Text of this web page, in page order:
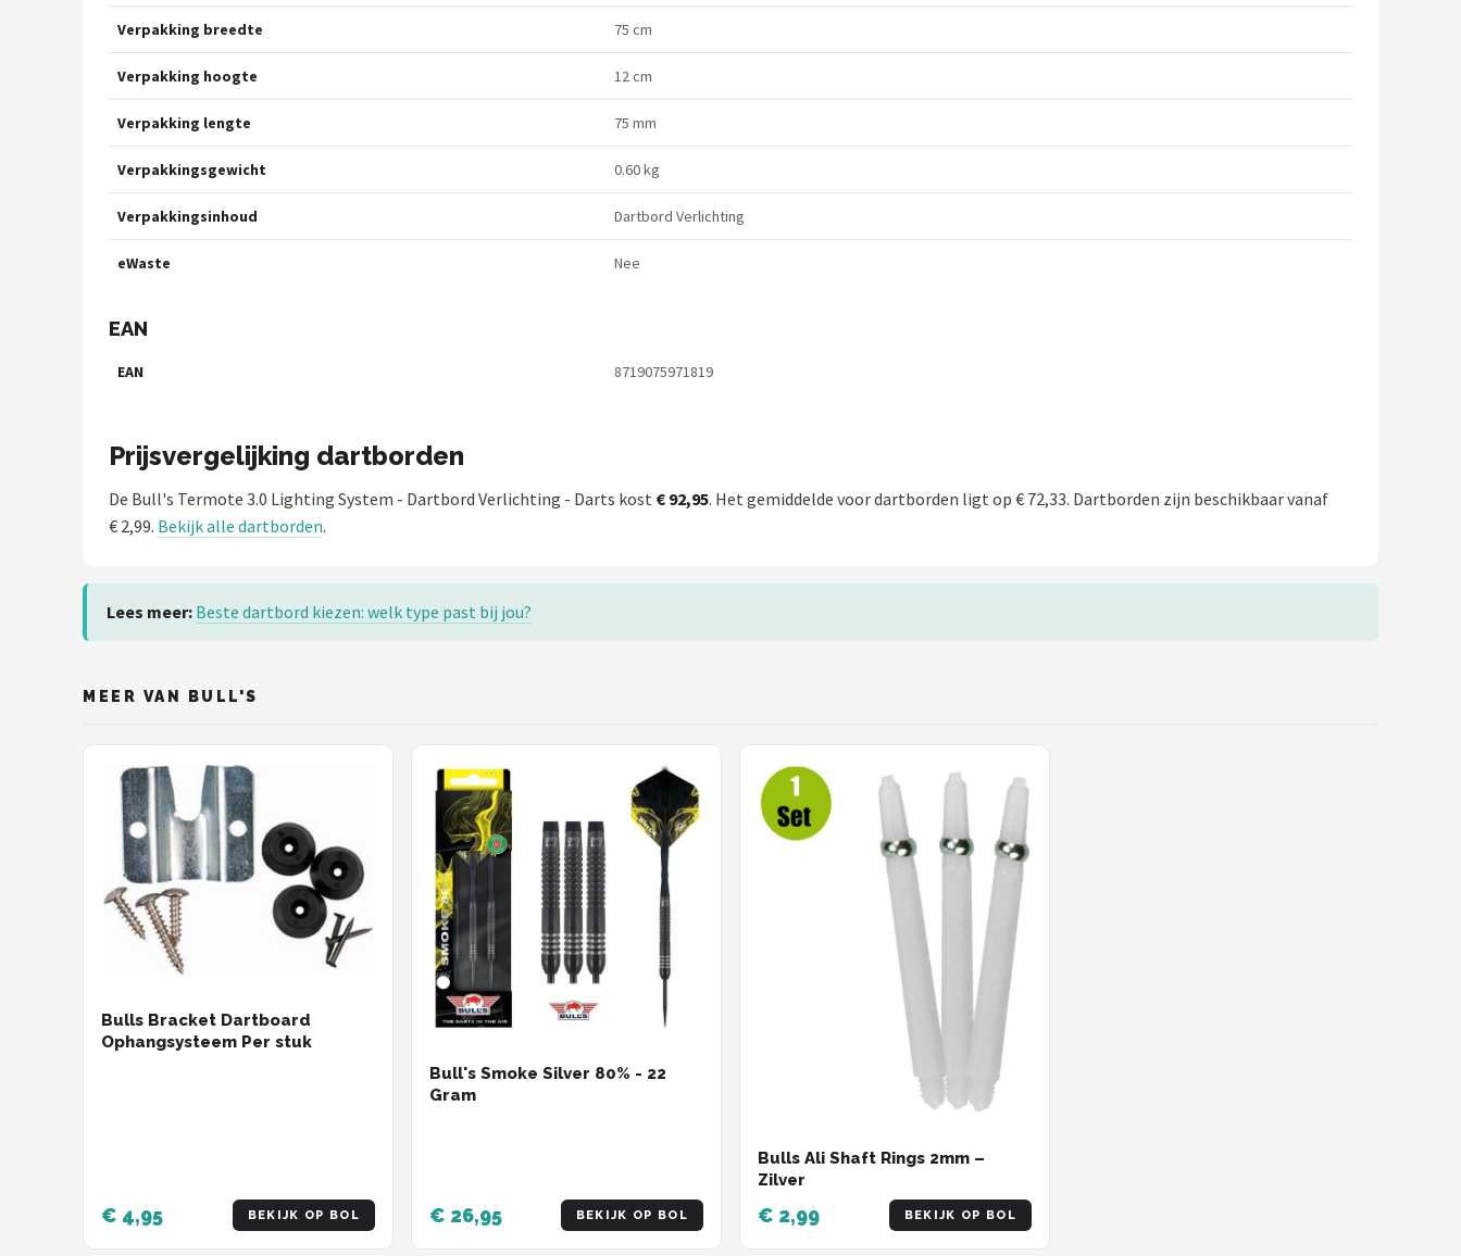
Verpakking breedte 75 cm
Verpakking hoogte 12 cm
Verpakking lengte 75 mm
Verpakkingsgewicht 0.60 kg
Verpakkingsinhoud Dartbord Verlichting
eWaste Nee
EAN
EAN 8719075971819
Prijsvergelijking dartborden
De Bull's Termote 3.0 Lighting System - Dartbord Verlichting - Darts kost € 92,95. Het gemiddelde voor dartborden ligt op € 72,33. Dartborden zijn beschikbaar vanaf
€ 2,99. Bekijk alle dartborden.
Lees meer: Beste dartbord kiezen: welk type past bij jou?
MEER VAN BULL'S
Bulls Bracket Dartboard
Ophangsysteem Per stuk
€ 4,95 BEKIJK OP BOL
Bull's Smoke Silver 80% - 22
Gram
€ 26,95 BEKIJK OP BOL
Bulls Ali Shaft Rings 2mm –
Zilver
€ 2,99 BEKIJK OP BOL